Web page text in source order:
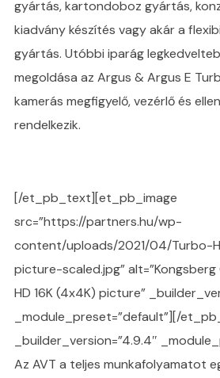
gyártás, kartondoboz gyártás,
kiadvány készítés vagy akár a
gyártás. Utóbbi iparág
megoldása az Argus & Argus E
kamerás megfigyelő, vezérlő és
rendelkezik.
[/et_pb_text][et_pb_image
src=”https://partners.hu/wp-
content/uploads/2021/04/Turbo-
picture-scaled.jpg”
HD 16K (4x4K) picture”
_module_preset=”default”][/
_builder_version=”4.9.4″
Az AVT a teljes munkafolyamatot